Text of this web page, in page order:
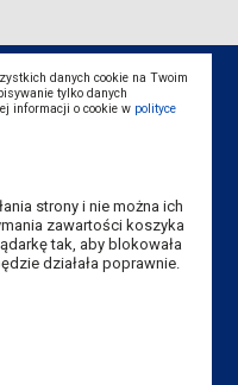
w Lesznie
danych cookie na Twoim
tylko danych
informacji o cookie w polityce
strony i nie można ich
zawartości koszyka
tak, aby blokowała
działała poprawnie.